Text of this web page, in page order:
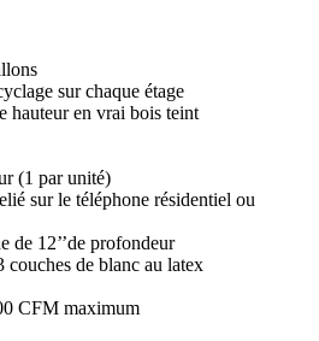
sur chaque étage
hauteur en vrai bois teint
(1 par unité)
sur le téléphone résidentiel ou
de 12’’de profondeur
couches de blanc au latex
CFM maximum